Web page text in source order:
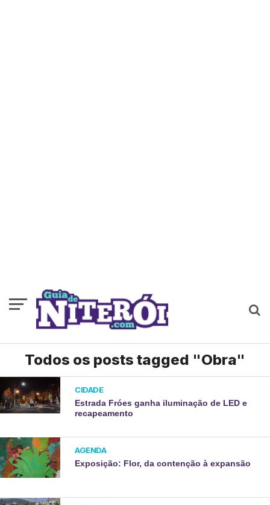
Todos os posts tagged "Obra"
CIDADE
Estrada Fróes ganha iluminação de LED e
recapeamento
AGENDA
Exposição: Flor, da contenção à expansão